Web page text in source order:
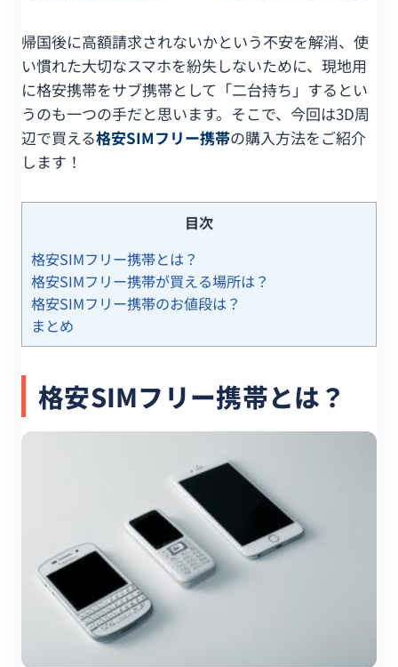
帰国後に高額請求されないかという不安を解消、使
い慣れた大切なスマホを紛失しないために、現地用
に格安携帯をサブ携帯として「二台持ち」するとい
うのも一つの手だと思います。そこで、今回は3D周
辺で買える格安SIMフリー携帯の購入方法をご紹介
します！
目次
格安SIMフリー携帯とは？
格安SIMフリー携帯が買える場所は？
格安SIMフリー携帯のお値段は？
まとめ
格安SIMフリー携帯とは？